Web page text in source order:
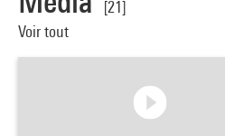
[21]
Voir tout